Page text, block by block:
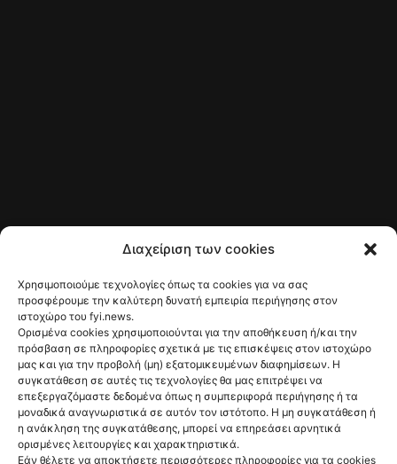
Διαχείριση των cookies
Χρησιμοποιούμε τεχνολογίες όπως τα cookies για να σας
προσφέρουμε την καλύτερη δυνατή εμπειρία περιήγησης στον
ιστοχώρο του fyi.news.
Ορισμένα cookies χρησιμοποιούνται για την αποθήκευση ή/και την
πρόσβαση σε πληροφορίες σχετικά με τις επισκέψεις στον ιστοχώρο
μας και για την προβολή (μη) εξατομικευμένων διαφημίσεων. Η
συγκατάθεση σε αυτές τις τεχνολογίες θα μας επιτρέψει να
επεξεργαζόμαστε δεδομένα όπως η συμπεριφορά περιήγησης ή τα
μοναδικά αναγνωριστικά σε αυτόν τον ιστότοπο. Η μη συγκατάθεση ή
η ανάκληση της συγκατάθεσης, μπορεί να επηρεάσει αρνητικά
ορισμένες λειτουργίες και χαρακτηριστικά.
Εάν θέλετε να αποκτήσετε περισσότερες πληροφορίες για τα cookies